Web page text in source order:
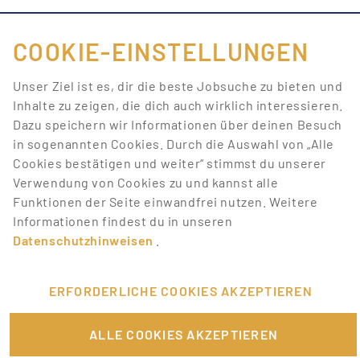
FÜR JOBANBIETER
LINKS
SONSTIGES
SERVICE
COOKIE-EINSTELLUNGEN
Unser Ziel ist es, dir die beste Jobsuche zu bieten und
Inhalte zu zeigen, die dich auch wirklich interessieren.
Dazu speichern wir Informationen über deinen Besuch
in sogenannten Cookies. Durch die Auswahl von „Alle
Cookies bestätigen und weiter“ stimmst du unserer
Verwendung von Cookies zu und kannst alle
Funktionen der Seite einwandfrei nutzen. Weitere
Informationen findest du in unseren
Datenschutzhinweisen
ERFORDERLICHE COOKIES AKZEPTIEREN
ALLE COOKIES AKZEPTIEREN